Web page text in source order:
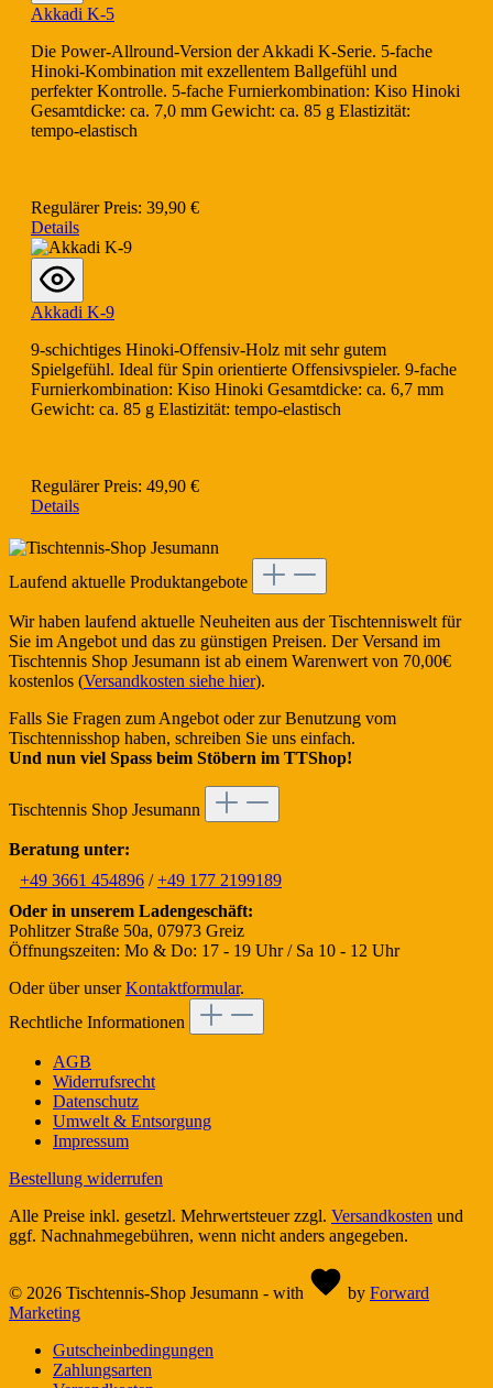
Akkadi K-5
Die Power-Allround-Version der Akkadi K-Serie. 5-fache
Hinoki-Kombination mit exzellentem Ballgefühl und
perfekter Kontrolle. 5-fache Furnierkombination: Kiso Hinoki
Gesamtdicke: ca. 7,0 mm Gewicht: ca. 85 g Elastizität:
tempo-elastisch
Regulärer Preis: 39,90 €
Details
Akkadi K-9
9-schichtiges Hinoki-Offensiv-Holz mit sehr gutem
Spielgefühl. Ideal für Spin orientierte Offensivspieler. 9-fache
Furnierkombination: Kiso Hinoki Gesamtdicke: ca. 6,7 mm
Gewicht: ca. 85 g Elastizität: tempo-elastisch
Regulärer Preis: 49,90 €
Details
Laufend aktuelle Produktangebote
Wir haben laufend aktuelle Neuheiten aus der Tischtenniswelt für
Sie im Angebot und das zu günstigen Preisen. Der Versand im
Tischtennis Shop Jesumann ist ab einem Warenwert von 70,00€
kostenlos (Versandkosten siehe hier).
Falls Sie Fragen zum Angebot oder zur Benutzung vom
Tischtennisshop haben, schreiben Sie uns einfach.
Und nun viel Spass beim Stöbern im TTShop!
Tischtennis Shop Jesumann
Beratung unter:
+49 3661 454896 /+49 177 2199189
Oder in unserem Ladengeschäft:
Pohlitzer Straße 50a, 07973 Greiz
Öffnungszeiten: Mo & Do: 17 - 19 Uhr / Sa 10 - 12 Uhr
Oder über unserKontaktformular.
Rechtliche Informationen
AGB
Widerrufsrecht
Datenschutz
Umwelt & Entsorgung
Impressum
Bestellung widerrufen
Alle Preise inkl. gesetzl. Mehrwertsteuer zzgl. Versandkosten und
ggf. Nachnahmegebühren, wenn nicht anders angegeben.
© 2026 Tischtennis-Shop Jesumann - with by Forward
Marketing
Gutscheinbedingungen
Zahlungsarten